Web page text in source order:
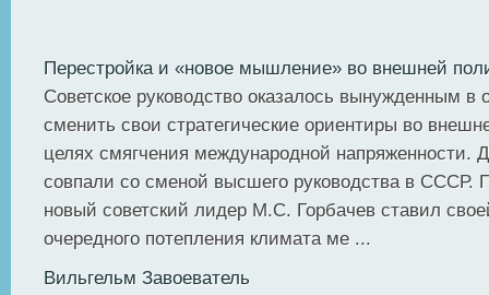
Перестройка и «новое мышление» во внешней
Советское руководство оказалось вынужденным в
сменить свои стратегические ориентиры во
целях смягчения международной напряженности.
совпали со сменой высшего руководства в СССР.
новый советский лидер М.С. Горбачев ставил
очередного потепления климата ме ...
Вильгельм Завоеватель